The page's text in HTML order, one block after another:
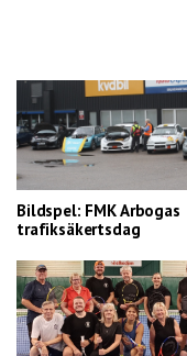
Bildspel: FMK Arbogas
trafiksäkertsdag